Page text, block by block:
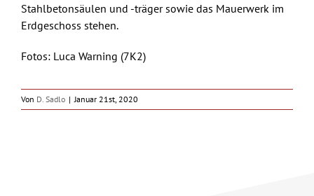
Stahlbetonsäulen und -träger sowie das Mauerwerk im
Erdgeschoss stehen.
Fotos: Luca Warning (7K2)
Von D. Sadlo | Januar 21st, 2020